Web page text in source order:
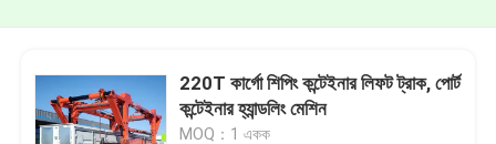
220T কার্গো শিপিং কন্টেইনার লিফট ট্রাক, পোর্ট
কন্টেইনার হ্যান্ডলিং মেশিন
MOQ：1 একক